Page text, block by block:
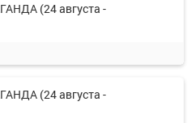
(24 августа -
(24 августа -